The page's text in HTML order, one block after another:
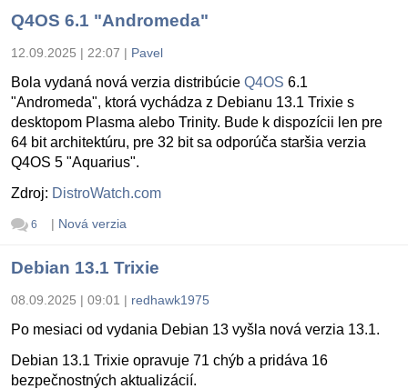
Q4OS 6.1 "Andromeda"
12.09.2025 | 22:07 | Pavel
Bola vydaná nová verzia distribúcie Q4OS 6.1
"Andromeda", ktorá vychádza z Debianu 13.1 Trixie s
desktopom Plasma alebo Trinity. Bude k dispozícii len pre
64 bit architektúru, pre 32 bit sa odporúča staršia verzia
Q4OS 5 "Aquarius".
Zdroj: DistroWatch.com
6 | Nová verzia
Debian 13.1 Trixie
08.09.2025 | 09:01 | redhawk1975
Po mesiaci od vydania Debian 13 vyšla nová verzia 13.1.
Debian 13.1 Trixie opravuje 71 chýb a pridáva 16
bezpečnostných aktualizácií.